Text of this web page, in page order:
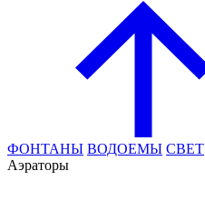
ФОНТАНЫ ВОДОЕМЫ СВЕТ
Аэраторы